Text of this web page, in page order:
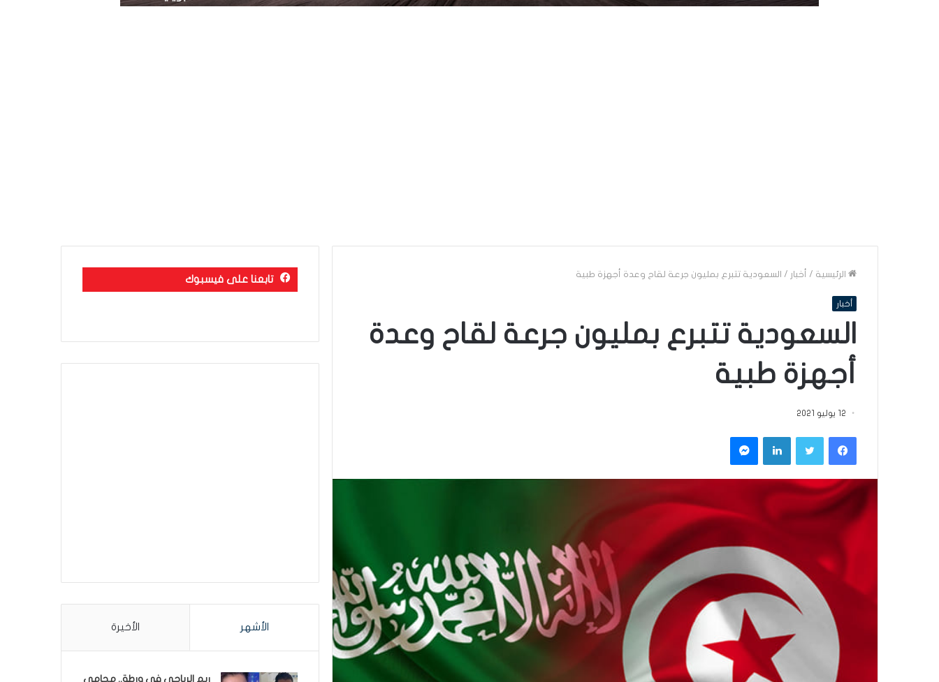
الرئيسية / أخبار / السعودية تتبرع بمليون جرعة لقاح وعدة أجهزة طبية
أخبار
السعودية تتبرع بمليون جرعة لقاح وعدة
أجهزة طبية
12 يوليو 2021
فيسبوكتويتر لينكدإن ماسنجر
تابعنا على فيسبوك
الأشهر الأخيرة
ريم الرياحي في ورطة.. محامي